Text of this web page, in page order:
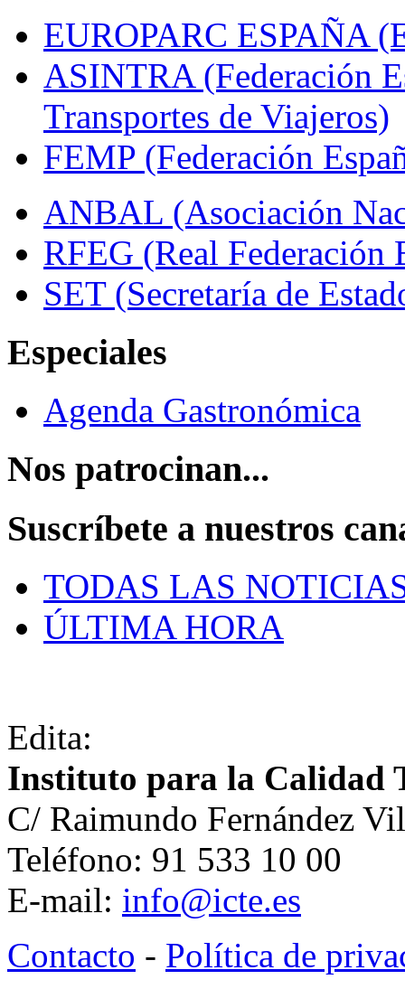
EUROPARC ESPAÑA
ASINTRA (Federación
Transportes de Viajeros)
FEMP (Federación
ANBAL (Asociación
RFEG (Real Federación
SET (Secretaría de
Especiales
Agenda Gastronómica
Nos patrocinan...
Suscríbete a nuestros
TODAS LAS
ÚLTIMA HORA
Edita:
Instituto para la Calidad
C/ Raimundo Fernández
Teléfono: 91 533 10 00
E-mail: info@icte.es
Contacto - Política de